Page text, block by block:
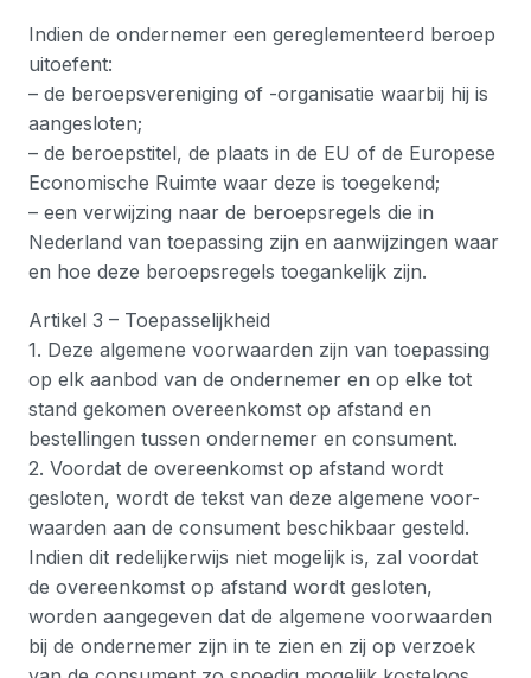
Indien de ondernemer een gereglementeerd beroep
uitoefent:
– de beroepsvereniging of -organisatie waarbij hij is
aangesloten;
– de beroepstitel, de plaats in de EU of de Europese
Economische Ruimte waar deze is toegekend;
– een verwijzing naar de beroepsregels die in
Nederland van toepassing zijn en aanwijzingen waar
en hoe deze beroepsregels toegankelijk zijn.
Artikel 3 – Toepasselijkheid
1. Deze algemene voorwaarden zijn van toepassing
op elk aanbod van de ondernemer en op elke tot
stand gekomen overeenkomst op afstand en
bestellingen tussen ondernemer en consument.
2. Voordat de overeenkomst op afstand wordt
gesloten, wordt de tekst van deze algemene voor-
waarden aan de consument beschikbaar gesteld.
Indien dit redelijkerwijs niet mogelijk is, zal voordat
de overeenkomst op afstand wordt gesloten,
worden aangegeven dat de algemene voorwaarden
bij de ondernemer zijn in te zien en zij op verzoek